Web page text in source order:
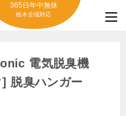
365日年中無休
栃木全域対応
電気脱臭機
脱臭ハンガー